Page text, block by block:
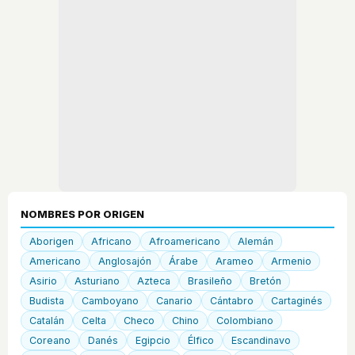
NOMBRES POR ORIGEN
Aborigen Africano Afroamericano
Alemán
Americano
Anglosajón Árabe Arameo
Armenio
Asirio
Asturiano Azteca Brasileño
Bretón
Budista
Camboyano Canario Cántabro
Cartaginés
Catalán
Celta Checo Chino
Colombiano
Coreano
Danés Egipcio Élfico
Escandinavo